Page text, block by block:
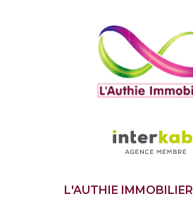
L'AUTHIE IMMOBILIER